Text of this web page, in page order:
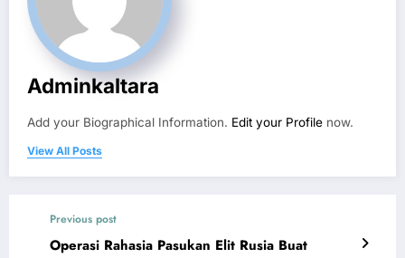
Adminkaltara
Add your Biographical Information. Edit your Profile now.
View All Posts
Previous post
Operasi Rahasia Pasukan Elit Rusia Buat